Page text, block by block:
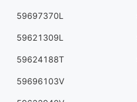
59697370L
59621309L
59624188T
59696103V